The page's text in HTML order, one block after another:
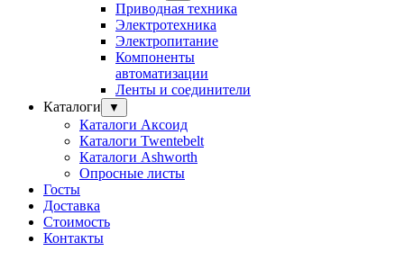
Приводная техника
Электротехника
Электропитание
Компоненты
автоматизации
Ленты и соединители
Каталоги
▼
Каталоги Аксоид
Каталоги Twentebelt
Каталоги Ashworth
Опросные листы
Госты
Доставка
Стоимость
Контакты